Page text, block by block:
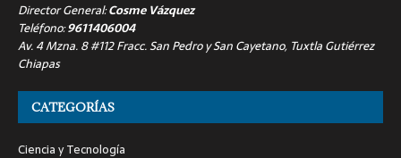
Director General:Cosme Vázquez
Teléfono:9611406004
Av. 4 Mzna. 8 #112 Fracc. San Pedro y San Cayetano, Tuxtla Gutiérrez
Chiapas
CATEGORÍAS
Ciencia y Tecnología